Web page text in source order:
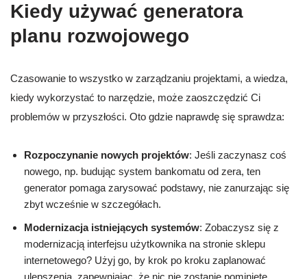
Kiedy używać generatora
planu rozwojowego
Czasowanie to wszystko w zarządzaniu projektami, a wiedza,
kiedy wykorzystać to narzędzie, może zaoszczędzić Ci
problemów w przyszłości. Oto gdzie naprawdę się sprawdza:
Rozpoczynanie nowych projektów: Jeśli zaczynasz coś
nowego, np. budując system bankomatu od zera, ten
generator pomaga zarysować podstawy, nie zanurzając się
zbyt wcześnie w szczegółach.
Modernizacja istniejących systemów: Zobaczysz się z
modernizacją interfejsu użytkownika na stronie sklepu
internetowego? Użyj go, by krok po kroku zaplanować
ulepszenia, zapewniając, że nic nie zostanie pominięte.